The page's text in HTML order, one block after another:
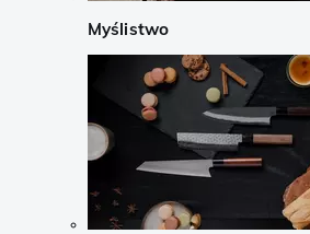
Myślistwo